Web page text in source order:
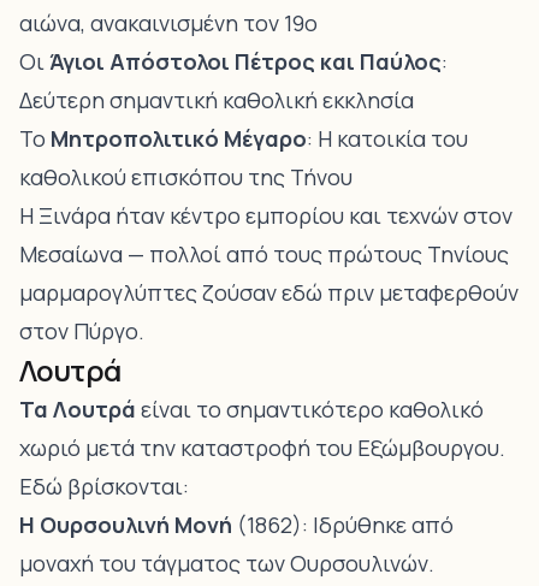
αιώνα, ανακαινισμένη τον 19ο
ΟιΆγιοι Απόστολοι Πέτρος και Παύλος:
Δεύτερη σημαντική καθολική εκκλησία
Το Μητροπολιτικό Μέγαρο: Η κατοικία του
καθολικού επισκόπου της Τήνου
Η Ξινάρα ήταν κέντρο εμπορίου και τεχνών στον
Μεσαίωνα — πολλοί από τους πρώτους Τηνίους
μαρμαρογλύπτες ζούσαν εδώ πριν μεταφερθούν
στον Πύργο.
Λουτρά
Τα Λουτρά είναι το σημαντικότερο καθολικό
χωριό μετά την καταστροφή του Εξώμβουργου.
Εδώ βρίσκονται:
Η Ουρσουλινή Μονή (1862): Ιδρύθηκε από
μοναχή του τάγματος των Ουρσουλινών.